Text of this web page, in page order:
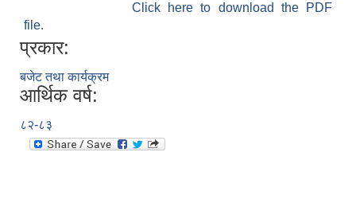
Click here to download the PDF
file.
प्रकार:
बजेट तथा कार्यक्रम
आर्थिक वर्ष:
८२-८३